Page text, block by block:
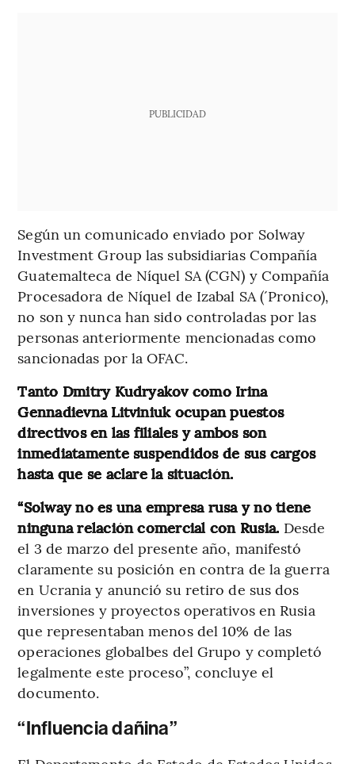
PUBLICIDAD
Según un comunicado enviado por Solway
Investment Group las subsidiarias Compañía
Guatemalteca de Níquel SA (CGN) y Compañía
Procesadora de Níquel de Izabal SA (´Pronico),
no son y nunca han sido controladas por las
personas anteriormente mencionadas como
sancionadas por la OFAC.
Tanto Dmitry Kudryakov como Irina
Gennadievna Litviniuk ocupan puestos
directivos en las filiales y ambos son
inmediatamente suspendidos de sus cargos
hasta que se aclare la situación.
“Solway no es una empresa rusa y no tiene
ninguna relación comercial con Rusia. Desde
el 3 de marzo del presente año, manifestó
claramente su posición en contra de la guerra
en Ucrania y anunció su retiro de sus dos
inversiones y proyectos operativos en Rusia
que representaban menos del 10% de las
operaciones globalbes del Grupo y completó
legalmente este proceso”, concluye el
documento.
“Influencia dañina”